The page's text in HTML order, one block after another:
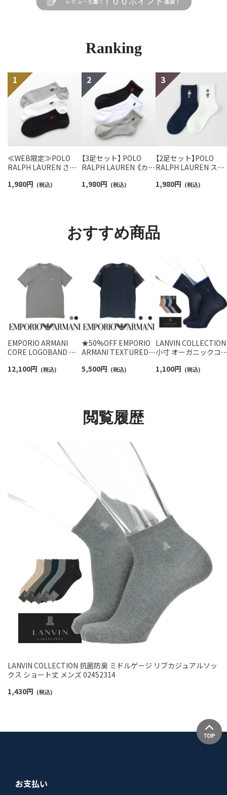
Ranking
≪WEB限定≫POLO
RALPH LAUREN さら
スニーカー丈ソックス
1,980円 (税込)
【3足セット】 POLO
RALPH LAUREN 《カラ
ンポイントソックス シ
1,980円 (税込)
【2足セット】POLO
RALPH LAUREN スタ
ロベア オーガニック
1,980円 (税込)
おすすめ商品
EMPORIO ARMANI
CORE LOGOBAND コ
ャツ EUサイズ メンズ
12,100円 (税込)
★50%OFF EMPORIO
ARMANI TEXTURED
NECK T-SHIRT 半袖 T
5,500円 (税込)
LANVIN COLLECTION
小寸 オーガニックコ
イドチェッカー ミド
1,100円 (税込)
閲覧履歴
LANVIN COLLECTION 抗菌防臭 ミドルゲージ リブカジュアルソッ
クス ショート丈 メンズ 02452314
1,430円 (税込)
お支払い